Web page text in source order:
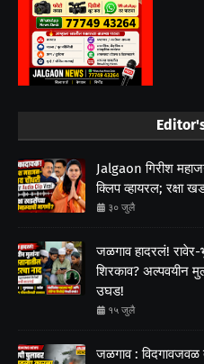
Jalgaon गिरीश
क्लिप व्हायरल; रक्षा
३० जुलै
जळगाव हादरलं! रावेर-
शिरकाव? अल्पवयीन
उघड!
१५ जुलै
जळगाव : विदगावजवळ